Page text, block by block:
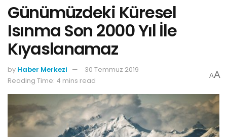
Günümüzdeki Küresel
Isınma Son 2000 Yıl İle
Kıyaslanamaz
by Haber Merkezi
30 Temmuz 2019
Reading Time: 4 mins read
AA